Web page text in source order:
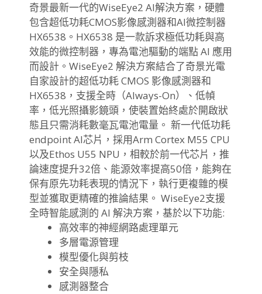
奇景最新一代的WiseEye2 AI解決方案， 硬體
包含超低功耗CMOS影像感測器和AI微控制器
HX6538 。HX6538 是一款訴求極低功耗與高
效能的微控制器，專為電池驅動的端點 AI 應用
而設計。WiseEye2 解決方案結合了奇景光電
自家設計的超低功耗 CMOS 影像感測器和
HX6538，支援全時（Always-On）、低幀
率， 低光照攝影鏡頭， 使裝置始終處於開啟狀
態且只需消耗數毫瓦電池電量。 新一代低功耗
endpoint AI芯片，採用Arm Cortex M55 CPU
以及Ethos U55 NPU，相較於前一代芯片，推
論速度提升32倍、 能源效率提高50倍，能夠在
保有原先功耗表現的情況下， 執行更複雜的模
型並獲取更精確的推論結果。 WiseEye2支援
全時智能感測的 AI 解決方案，基於以下功能:
高效率的神經網路處理單元
多層電源管理
模型優化與剪枝
安全與隱私
感測器整合